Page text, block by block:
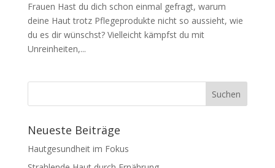
Frauen Hast du dich schon einmal gefragt, warum
deine Haut trotz Pflegeprodukte nicht so aussieht, wie
du es dir wünschst? Vielleicht kämpfst du mit
Unreinheiten,...
Neueste Beiträge
Hautgesundheit im Fokus